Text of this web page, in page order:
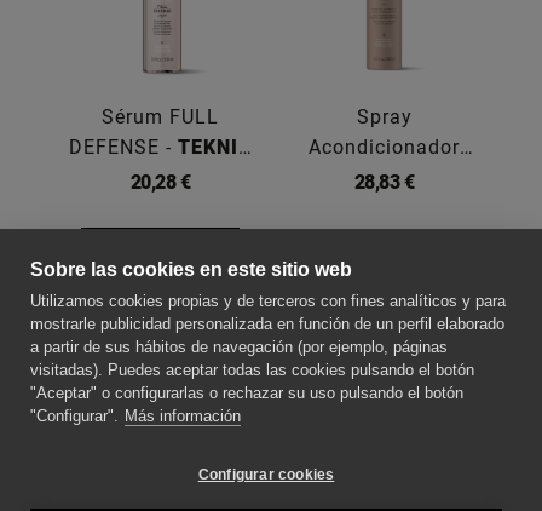
Sérum FULL
DEFENSE - TEKNIA
100ML
20,28 €
Comprar
Spray
Acondicionador
FULL... -TEKNIA
28,83 €
SOBRE NOSOTROS
CONTACTE CON NOSOTROS
SÍGUENOS PARA ESTAR AL DÍA DE LAS
Sobre las cookies en este sitio web
Utilizamos cookies propias y de terceros con fines analíticos y para
mostrarle publicidad personalizada en función de un perfil elaborado
a partir de sus hábitos de navegación (por ejemplo, páginas
visitadas). Puedes aceptar todas las cookies pulsando el botón
"Aceptar" o configurarlas o rechazar su uso pulsando el botón
"Configurar". Más información
Configurar cookies